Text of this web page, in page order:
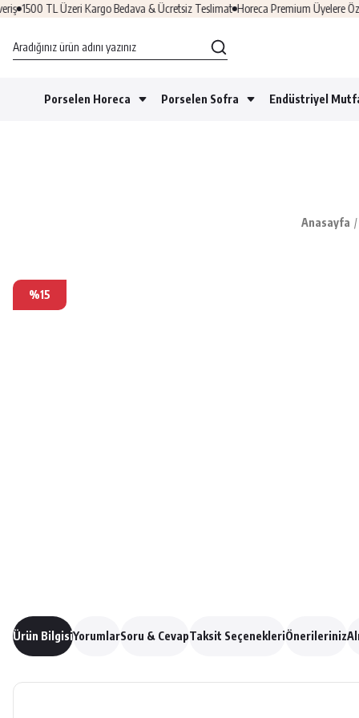
1500 TL Üzeri Kargo Bedava & Ücretsiz Teslimat Horeca Premium Üyelere Özel
Porselen Horeca Porselen Sofra Endüstriyel
Anasayfa
%15
Ürün BilgisiYorumlarSoru & CevapTaksit SeçenekleriÖnerileriniz